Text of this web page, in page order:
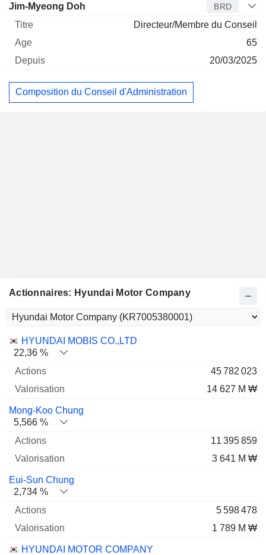
Jim-Myeong Doh BRD
Directeur/Membre du Conseil
65
20/03/2025
Composition du Conseil d'Administration
Actionnaires: Hyundai Motor Company
Nom Actions % Valorisation
HYUNDAI MOBIS CO.,LTD
22,36 %
45 782 023
14 627 M ₩
Mong-Koo Chung
5,566 %
11 395 859
3 641 M ₩
Eui-Sun Chung
2,734 %
5 598 478
1 789 M ₩
HYUNDAI MOTOR COMPANY